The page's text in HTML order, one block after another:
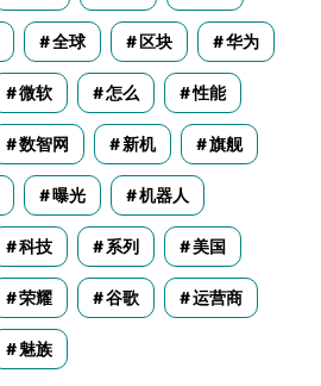
全球 区块 华为
微软 怎么 性能
数智网 新机 旗舰
曝光 机器人
科技 系列 美国
荣耀 谷歌 运营商
魅族